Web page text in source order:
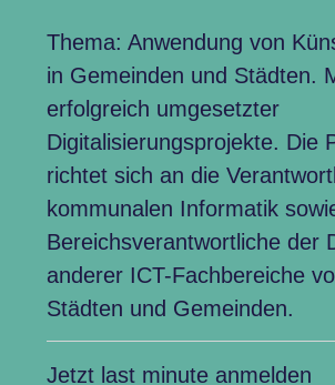
Thema: Anwendung von
in Gemeinden und Städten.
erfolgreich umgesetzter
Digitalisierungsprojekte. Die
richtet sich an die
kommunalen Informatik
Bereichsverantwortliche der
anderer ICT-Fachbereiche
Städten und Gemeinden.
Jetzt last minute anmelden